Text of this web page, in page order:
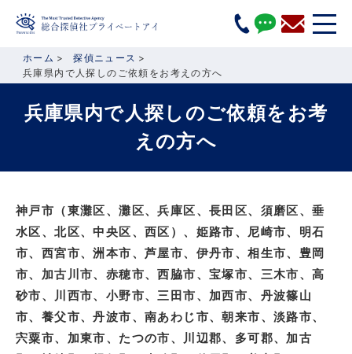
ホーム
探偵ニュース
兵庫県内で人探しのご依頼をお考えの方へ
兵庫県内で人探しのご依頼をお考
えの方へ
神戸市（東灘区、灘区、兵庫区、長田区、須磨区、垂
水区、北区、中央区、西区）、姫路市、尼崎市、明石
市、西宮市、洲本市、芦屋市、伊丹市、相生市、豊岡
市、加古川市、赤穂市、西脇市、宝塚市、三木市、高
砂市、川西市、小野市、三田市、加西市、丹波篠山
市、養父市、丹波市、南あわじ市、朝来市、淡路市、
宍粟市、加東市、たつの市、川辺郡、多可郡、加古